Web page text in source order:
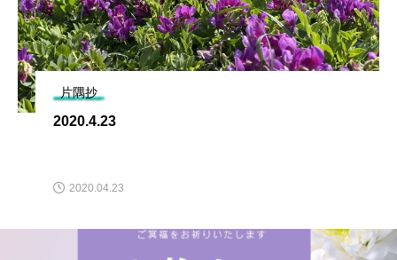
片隅抄
2020.4.23
2020.04.23